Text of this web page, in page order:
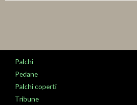
Palchi
Pedane
Palchi coperti
Tribune